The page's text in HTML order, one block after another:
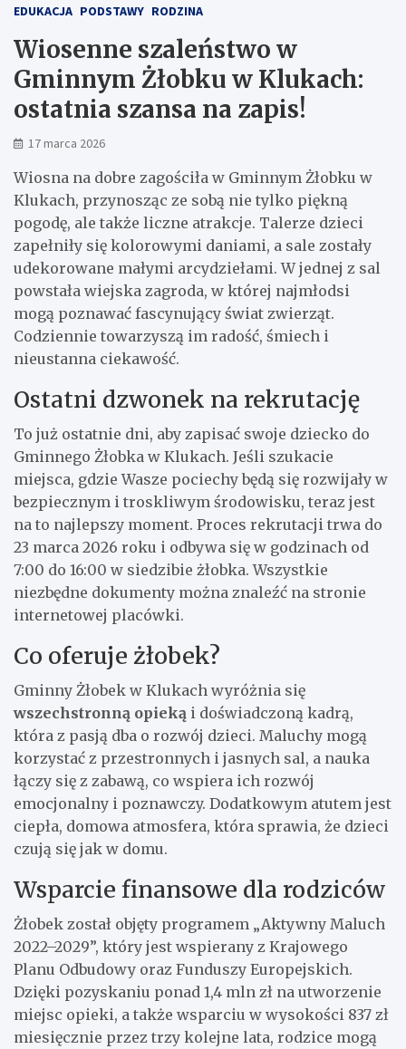
EDUKACJA PODSTAWY RODZINA
Wiosenne szaleństwo w
Gminnym Żłobku w Klukach:
ostatnia szansa na zapis!
17 marca 2026
Wiosna na dobre zagościła w Gminnym Żłobku w
Klukach, przynosząc ze sobą nie tylko piękną
pogodę, ale także liczne atrakcje. Talerze dzieci
zapełniły się kolorowymi daniami, a sale zostały
udekorowane małymi arcydziełami. W jednej z sal
powstała wiejska zagroda, w której najmłodsi
mogą poznawać fascynujący świat zwierząt.
Codziennie towarzyszą im radość, śmiech i
nieustanna ciekawość.
Ostatni dzwonek na rekrutację
To już ostatnie dni, aby zapisać swoje dziecko do
Gminnego Żłobka w Klukach. Jeśli szukacie
miejsca, gdzie Wasze pociechy będą się rozwijały w
bezpiecznym i troskliwym środowisku, teraz jest
na to najlepszy moment. Proces rekrutacji trwa do
23 marca 2026 roku i odbywa się w godzinach od
7:00 do 16:00 w siedzibie żłobka. Wszystkie
niezbędne dokumenty można znaleźć na stronie
internetowej placówki.
Co oferuje żłobek?
Gminny Żłobek w Klukach wyróżnia się
wszechstronną opieką i doświadczoną kadrą,
która z pasją dba o rozwój dzieci. Maluchy mogą
korzystać z przestronnych i jasnych sal, a nauka
łączy się z zabawą, co wspiera ich rozwój
emocjonalny i poznawczy. Dodatkowym atutem jest
ciepła, domowa atmosfera, która sprawia, że dzieci
czują się jak w domu.
Wsparcie finansowe dla rodziców
Żłobek został objęty programem „Aktywny Maluch
2022–2029”, który jest wspierany z Krajowego
Planu Odbudowy oraz Funduszy Europejskich.
Dzięki pozyskaniu ponad 1,4 mln zł na utworzenie
miejsc opieki, a także wsparciu w wysokości 837 zł
miesięcznie przez trzy kolejne lata, rodzice mogą